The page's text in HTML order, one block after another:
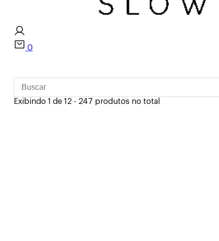
0
Exibindo 1 de 12 - 247 produtos no total